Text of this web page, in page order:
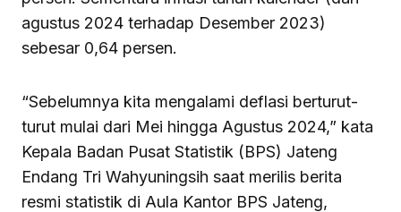
agustus 2024 terhadap Desember 2023)
sebesar 0,64 persen.
“Sebelumnya kita mengalami deflasi berturut-
turut mulai dari Mei hingga Agustus 2024,” kata
Kepala Badan Pusat Statistik (BPS) Jateng
Endang Tri Wahyuningsih saat merilis berita
resmi statistik di Aula Kantor BPS Jateng,